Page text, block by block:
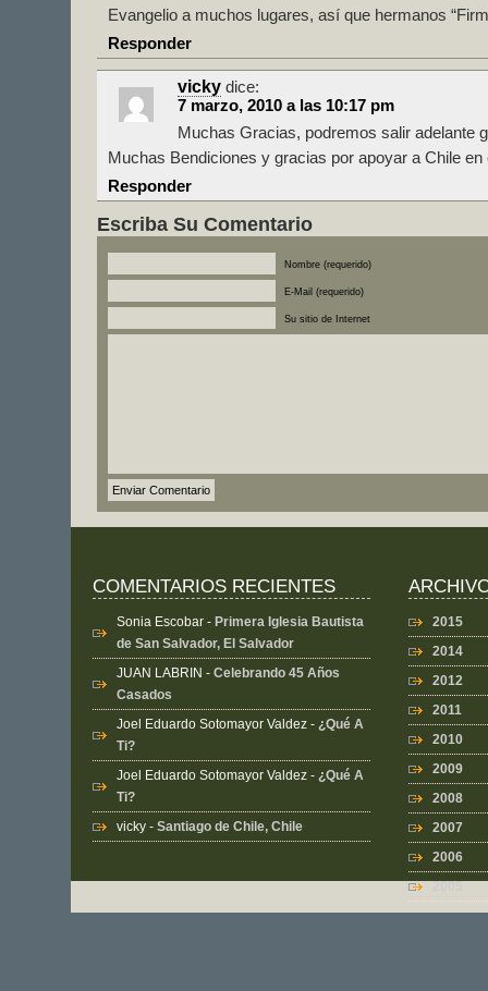
Evangelio a muchos lugares, así que hermanos
Responder
vicky dice:
7 marzo, 2010 a las 10:17 pm
Muchas Gracias, podremos salir adelante
Muchas Bendiciones y gracias por apoyar a Chile
Responder
Escriba Su Comentario
Nombre (requerido)
E-Mail (requerido)
Su sitio de Internet
COMENTARIOS RECIENTES
Sonia Escobar - Primera Iglesia Bautista
de San Salvador, El Salvador
JUAN LABRIN - Celebrando 45 Años
Casados
Joel Eduardo Sotomayor Valdez - ¿Qué A
Ti?
Joel Eduardo Sotomayor Valdez - ¿Qué A
Ti?
vicky - Santiago de Chile, Chile
2015
2014
2012
2011
2010
2009
2008
2007
2006